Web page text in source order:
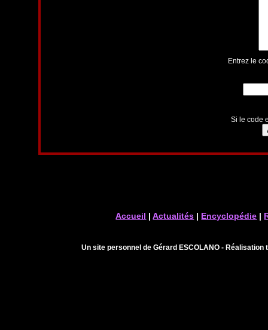
Entrez le
Si le code
Accueil |Actualités | Encyclopédie |
Un site personnel de Gérard ESCOLANO -